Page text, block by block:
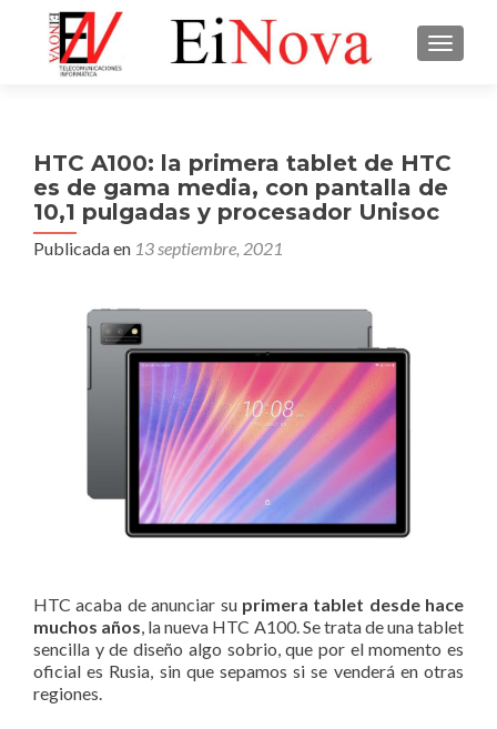
HTC A100: la primera tablet de HTC
es de gama media, con pantalla de
10,1 pulgadas y procesador Unisoc
Publicada en 13 septiembre, 2021
HTC acaba de anunciar su primera tablet desde hace
muchos años , la nueva HTC A100. Se trata de una tablet
sencilla y de diseño algo sobrio, que por el momento es
oficial es Rusia, sin que sepamos si se venderá en otras
regiones.